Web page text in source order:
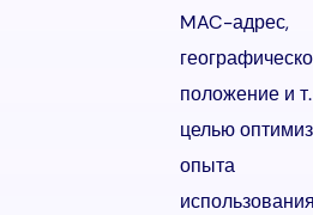
MAC-адрес,
положение и
целью
опыта
использования